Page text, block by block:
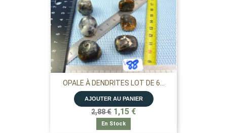
OPALE À DENDRITES LOT DE 6...
AJOUTER AU PANIER
2,88 € 1,15 €
En Stock